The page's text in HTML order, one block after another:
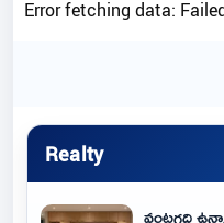
Error fetching data:
Realty
వంటగది